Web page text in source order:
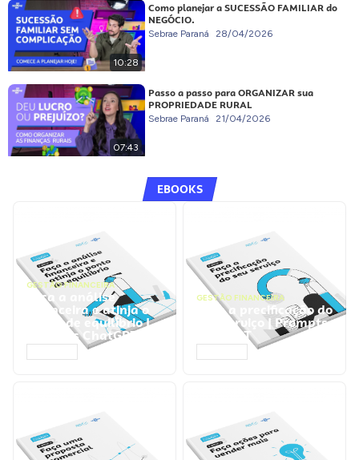
10:28
Como planejar a SUCESSÃO FAMILIAR do
NEGÓCIO.
Sebrae Paraná 28/04/2026
07:43
Passo a passo para ORGANIZAR sua
PROPRIEDADE RURAL
Sebrae Paraná 21/04/2026
EBOOKS
GESTÃO FINANCEIRA
Faça a análise
financeira e atinja o
ponto de equilíbrio |
Prompts ChatGPT
GESTÃO FINANCEIRA
Faça a precificação do
seu serviço | Prompts
ChatGPT